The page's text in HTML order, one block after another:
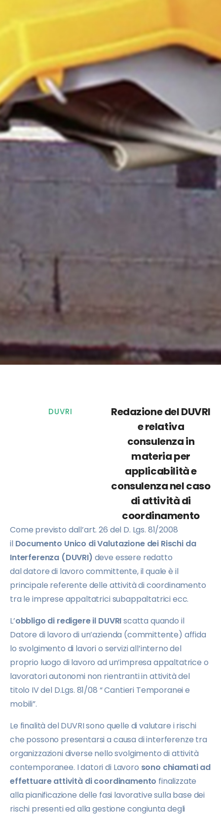
DUVRI
Redazione del DUVRI
e relativa
consulenza in
materia per
applicabilità e
consulenza nel caso
di attività di
coordinamento
Come previsto dall’art. 26 del D. Lgs. 81/2008
il Documento Unico di Valutazione dei Rischi da
Interferenza (DUVRI) deve essere redatto
dal datore di lavoro committente, il quale è il
principale referente delle attività di coordinamento
tra le imprese appaltatrici subappaltatrici ecc.
L’obbligo di redigere il DUVRIscatta quando il
Datore di lavoro di un’azienda (committente) affida
lo svolgimento di lavori o servizi all’interno del
proprio luogo di lavoro ad un’impresa appaltatrice o
lavoratori autonomi non rientranti in attività del
titolo IV del D.Lgs. 81/08 “ Cantieri Temporanei e
mobili”.
Le finalità del DUVRI sono quelle di valutare i rischi
che possono presentarsi a causa di interferenze tra
organizzazioni diverse nello svolgimento di attività
contemporanee. I datori di Lavoro sono chiamati ad
effettuare attività di coordinamento finalizzate
alla pianificazione delle fasi lavorative sulla base dei
rischi presenti ed alla gestione congiunta degli